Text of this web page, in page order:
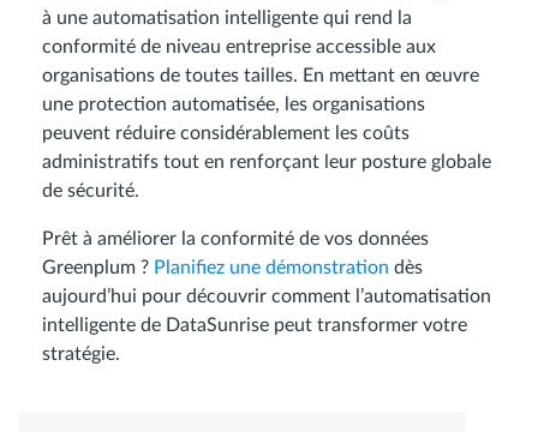
à une automatisation intelligente qui rend la
conformité de niveau entreprise accessible aux
organisations de toutes tailles. En mettant en œuvre
une protection automatisée, les organisations
peuvent réduire considérablement les coûts
administratifs tout en renforçant leur posture globale
de sécurité.
Prêt à améliorer la conformité de vos données
Greenplum ? Planifiez une démonstration dès
aujourd’hui pour découvrir comment l’automatisation
intelligente de DataSunrise peut transformer votre
stratégie.